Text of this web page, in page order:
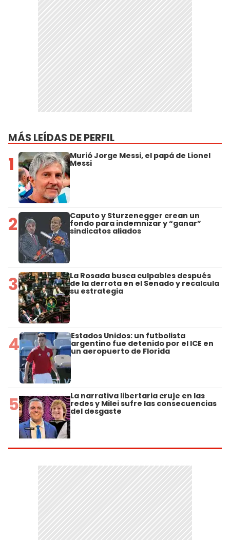
MÁS LEÍDAS DE PERFIL
1 Murió Jorge Messi, el papá de Lionel
Messi
2 Caputo y Sturzenegger crean un
fondo para indemnizar y “ganar”
sindicatos aliados
3 La Rosada busca culpables después
de la derrota en el Senado y recalcula
su estrategia
4 Estados Unidos: un futbolista
argentino fue detenido por el ICE en
un aeropuerto de Florida
5 La narrativa libertaria cruje en las
redes y Milei sufre las consecuencias
del desgaste